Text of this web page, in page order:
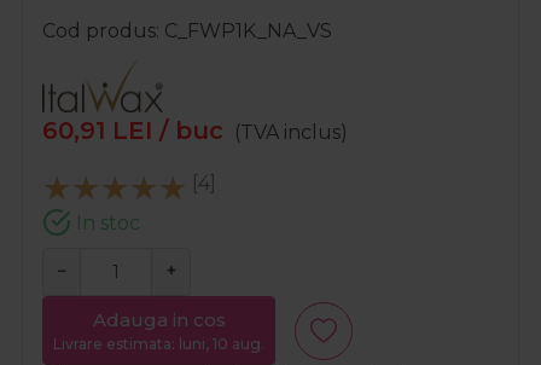
Cod produs C_FWP1K_NA_VS
60,91 LEI / buc (TVA inclus)
[4]
In stoc
− +
Adauga in cos
Livrare estimata: luni, 10 aug.